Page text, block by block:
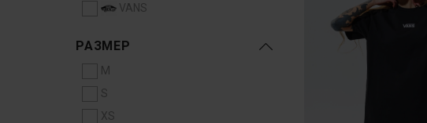
VANS
РАЗМЕР
M
S
XS